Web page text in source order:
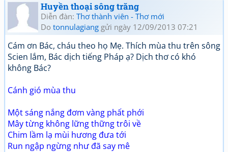
Huyền thoại sông trăng
Diễn đàn: Thơ thành viên - Thơ mới
Do tonnulagiang gửi ngày 12/09/2013 07:21
Cám ơn Bác, cháu theo họ Mẹ. Thích mùa thu trên sông
Scien lắm, Bác dịch tiếng Pháp ạ? Dịch thơ có khó
không Bác?
Cánh gió mùa thu
Một sáng nắng đơm vàng phất phới
Mây từng không lững thững trôi về
Chim lầm lạ mùi hương đưa tới
Run ngập ngừng như đã say mê